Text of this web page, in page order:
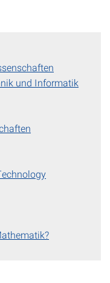
und Infor­matik